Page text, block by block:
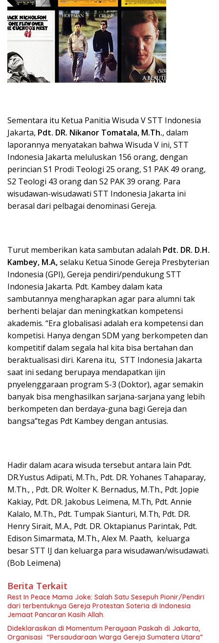
Sementara itu Ketua Panitia Wisuda V STT Indonesia
Jakarta, Pdt. DR. Nikanor Tomatala, M.Th., dalam
laporannya menyatakan bahwa Wisuda V ini, STT
Indonesia Jakarta meluluskan 156 orang, dengan
perincian S1 Prodi Teologi 25 orang, S1 PAK 49 orang,
S2 Teologi 43 orang dan S2 PAK 39 orang. Para
wisudawan-wisudawati STT Indonesia Jakarta ini
berasal dari pelbagai denominasi Gereja.
Turut memberikan kata sambutan adalah Pdt. DR. D.H.
Kambey, M.A,selaku Ketua Sinode Gereja Presbyterian
Indonesia (GPI), Gereja pendiri/pendukung STT
Indonesia Jakarta. Pdt. Kambey dalam kata
sambutannya mengharapkan agar para alumni tak
berhenti belajar dan meningkatkan kompetensi
akademis. “Era globalisasi adalah era kompetensi dan
kompetisi. Hanya dengan SDM yang berkompeten dan
kompetitif dalam segala hal kita bisa bertahan dan
beraktualisasi diri. Karena itu, STT Indonesia Jakarta
saat ini sedang berupaya mendapatkan ijin
pnyelenggaraan program S-3 (Doktor), agar semakin
banyak bisa menghasilkan sarjana-sarjana yang lebih
berkompeten dan berdaya-guna bagi Gereja dan
bangsa”tegas Pdt Kambey dengan antusias.
Hadir dalam acara wisuda tersebut antara lain Pdt.
DR.Yustus Adipati, M.Th., Pdt. DR. Yohanes Tahaparay,
M.Th., , Pdt. DR. Wolter K. Bernadus, M.Th., Pdt. Jopie
Kakiay, Pdt. DR. Jakobus Leimena, M.Th, Pdt. Annie
Kalalo, M.Th., Pdt. Tumpak Sianturi, M.Th, Pdt. DR.
Henry Sirait, M.A., Pdt. DR. Oktapianus Parintak, Pdt.
Edison Simarmata, M.Th., Alex M. Paath, keluarga
besar STT IJ dan keluarga para wisudawan/wisudawati.
(Bob Leimena)
Berita Terkait
Rest In Peace Mama Joke: Salah Satu Sesepuh Pionir/Pendiri
dari terbentuknya Gereja Protestan Soteria di Indonesia
Jemaat Pancaran Kasih Allah.
Dideklarasikan di Momentum Perayaan Paskah di Jakarta,
Organisasi “Persaudaraan Warga Gereja Sumatera Utara”